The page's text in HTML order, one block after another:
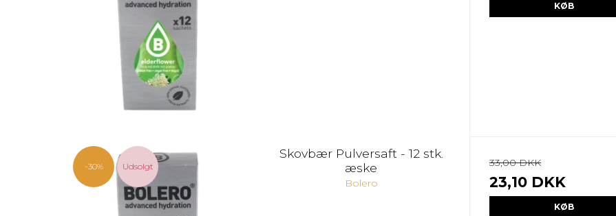
KØB
-30% Udsolgt
Skovbær Pulversaft - 12 stk.
æske
Bolero
33,00 DKK
23,10 DKK
KØB